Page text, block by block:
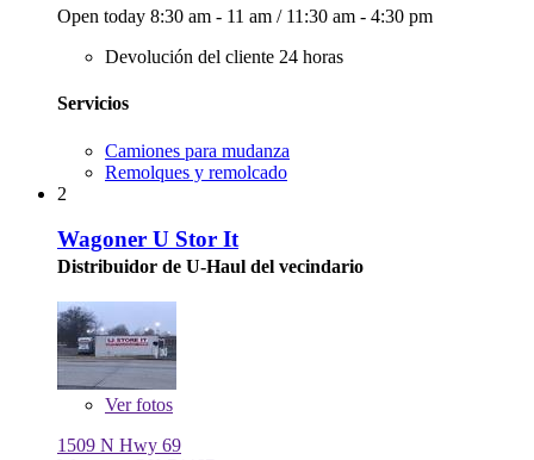
Open today 8:30 am - 11 am / 11:30 am - 4:30 pm
Devolución del cliente 24 horas
Servicios
Camiones para mudanza
Remolques y remolcado
2
Wagoner U Stor It
Distribuidor de U-Haul del vecindario
Verfotos
1509 N Hwy 69